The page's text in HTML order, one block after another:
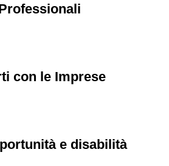
con le Imprese
e disabilità